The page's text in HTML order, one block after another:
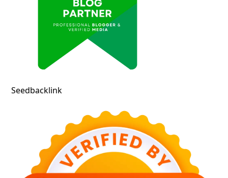
Seedbacklink